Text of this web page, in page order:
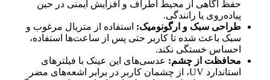
حفظ آگاهی از محیط اطراف و افزایش ایمنی در حین
پیاده‌روی یا رانندگی.
طراحی سبک و ارگونومیک: استفاده از متریال مرغوب و
سبک باعث شده تا کاربر حتی پس از ساعت‌ها استفاده،
احساس خستگی نکند.
محافظت از چشم: عدسی‌های این عینک با فیلترهای
استاندارد UV، از چشمان کاربر در برابر اشعه‌های مضر